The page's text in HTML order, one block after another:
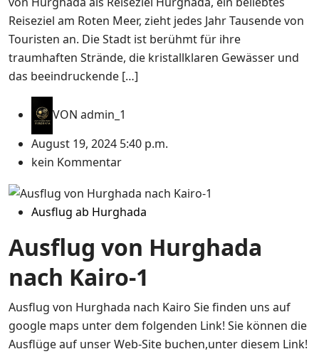
Reiseziel am Roten Meer, zieht jedes Jahr Tausende von
Touristen an. Die Stadt ist berühmt für ihre
traumhaften Strände, die kristallklaren Gewässer und
das beeindruckende […]
VON admin_1
August 19, 2024 5:40 p.m.
kein Kommentar
Ausflug ab Hurghada
Ausflug von Hurghada
nach Kairo-1
Ausflug von Hurghada nach Kairo Sie finden uns auf
google maps unter dem folgenden Link! Sie können die
Ausflüge auf unser Web-Site buchen,unter diesem Link!